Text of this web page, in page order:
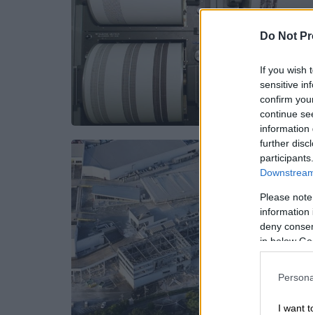
Do Not
If you wish
sensitive
confirm
continue
information
further
Please
information
deny
in below
I want